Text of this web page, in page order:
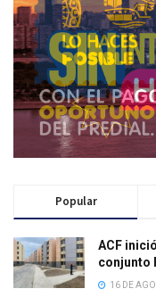
Popular
ACF
conjunto
16 DE